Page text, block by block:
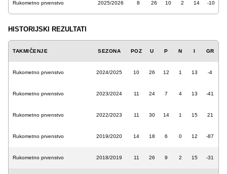
Rukometno prvenstvo 2025/2026 8 26 10 2 14 -10
HISTORIJSKI REZULTATI
TAKMIČENJE SEZONA POZ U P N I GR
Rukometno prvenstvo 2024/2025 10 26 12 1 13 -4
Rukometno prvenstvo 2023/2024 11 24 7 4 13 -41
Rukometno prvenstvo 2022/2023 11 30 14 1 15 21
Rukometno prvenstvo 2019/2020 14 18 6 0 12 -87
Rukometno prvenstvo 2018/2019 11 26 9 2 15 -31